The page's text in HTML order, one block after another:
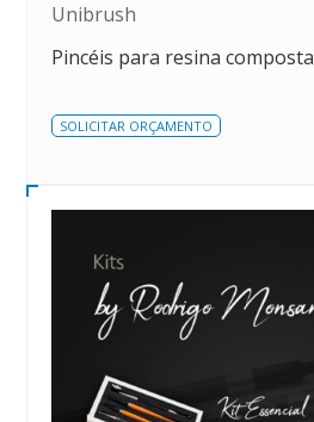
Unibrush
Pincéis para resina composta
SOLICITAR ORÇAMENTO